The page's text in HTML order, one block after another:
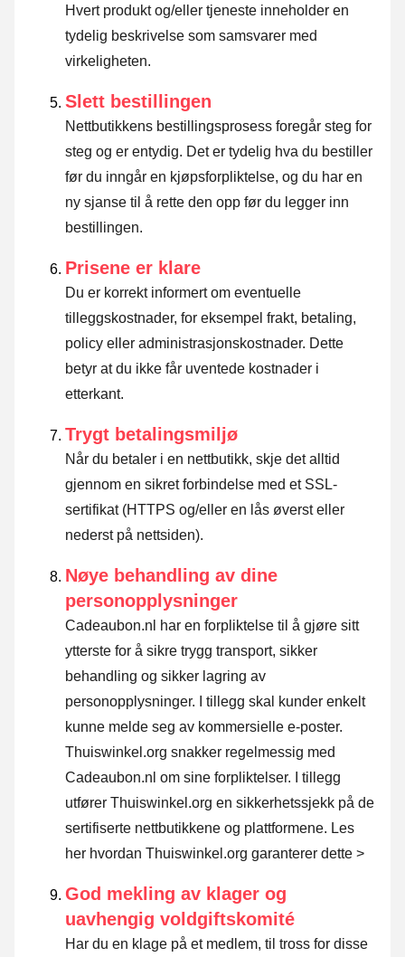
Hvert produkt og/eller tjeneste inneholder en
tydelig beskrivelse som samsvarer med
virkeligheten.
Slett bestillingen
Nettbutikkens bestillingsprosess foregår steg for
steg og er entydig. Det er tydelig hva du bestiller
før du inngår en kjøpsforpliktelse, og du har en
ny sjanse til å rette den opp før du legger inn
bestillingen.
Prisene er klare
Du er korrekt informert om eventuelle
tilleggskostnader, for eksempel frakt, betaling,
policy eller administrasjonskostnader. Dette
betyr at du ikke får uventede kostnader i
etterkant.
Trygt betalingsmiljø
Når du betaler i en nettbutikk, skje det alltid
gjennom en sikret forbindelse med et SSL-
sertifikat (HTTPS og/eller en lås øverst eller
nederst på nettsiden).
Nøye behandling av dine
personopplysninger
Cadeaubon.nl har en forpliktelse til å gjøre sitt
ytterste for å sikre trygg transport, sikker
behandling og sikker lagring av
personopplysninger. I tillegg skal kunder enkelt
kunne melde seg av kommersielle e-poster.
Thuiswinkel.org snakker regelmessig med
Cadeaubon.nl om sine forpliktelser. I tillegg
utfører Thuiswinkel.org en sikkerhetssjekk på de
sertifiserte nettbutikkene og plattformene. Les
her hvordan Thuiswinkel.org garanterer dette >
God mekling av klager og
uavhengig voldgiftskomité
Har du en klage på et medlem, til tross for disse